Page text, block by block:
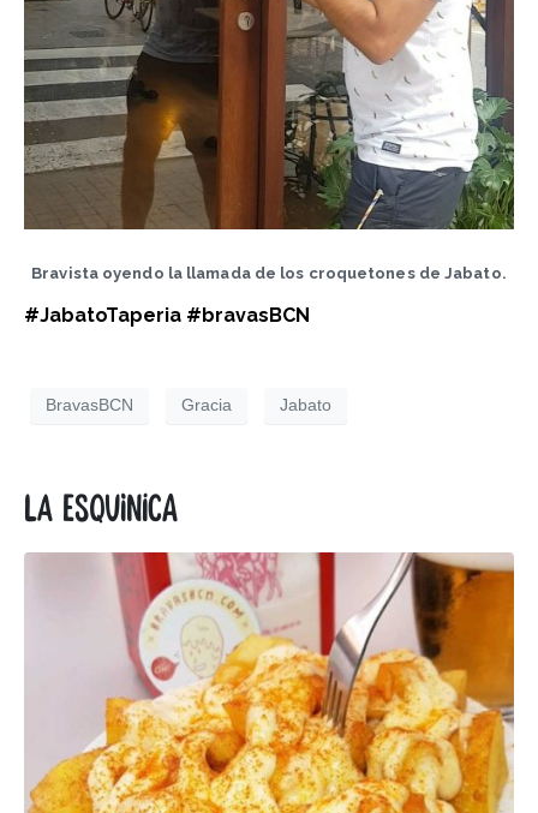
Bravista oyendo la llamada de los croquetones de Jabato.
#JabatoTaperia #bravasBCN
BravasBCN Gracia Jabato
La esquinica